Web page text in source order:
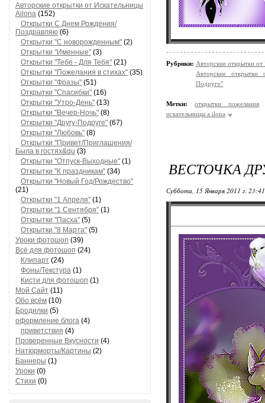
Авторские открытки от Искательницы
Ailona (152)
Открытки С Днем Рождения/
Поздравляю (6)
Открытки "С новорожденным" (2)
Открытки "Именные" (3)
Открытки "Тебе - Для Тебя" (21)
Открытки "Пожелания в стихах" (35)
Открытки "Фразы" (51)
Открытки "Спасибки" (16)
Открытки "Утро-День" (13)
Открытки "Вечер-Ночь" (8)
Открытки "Другу-Подруге" (67)
Открытки "Любовь" (8)
Открытки "Привет/Приглашения/
Была в гостях&qu (3)
Открытки "Отпуск-Выходные" (1)
Открытки "К праздникам" (34)
Открытки "Новый Год/Рождество"
(21)
Открытки "1 Апреля" (1)
Открытки "1 Сентября" (1)
Открытки "Пасха" (5)
Открытки "8 Марта" (5)
Уроки фотошоп (39)
Всё для фотошоп (24)
Клипарт (24)
Фоны/Текстура (1)
Кисти для фотошоп (1)
Мой Сайт (11)
Обо всём (10)
Бродилки (5)
оформление блога (4)
приветствия (4)
Проверенные Вкусности (4)
Натюрморты/Картины (2)
Баннеры (1)
Уроки (0)
Стихи (0)
Рубрики: Авторские открытки
Авторские открытки
Подруге"
Метки:
открытки пожелания
искательницы a.ilona
ВЕСТОЧКА
Суббота, 15 Января 2011 г.